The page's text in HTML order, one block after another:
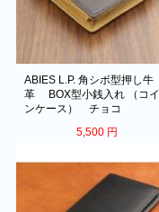
ABIES L.P. 角シボ型押し牛
革 BOX型小銭入れ （コイ
ンケース） チョコ
5,500 円